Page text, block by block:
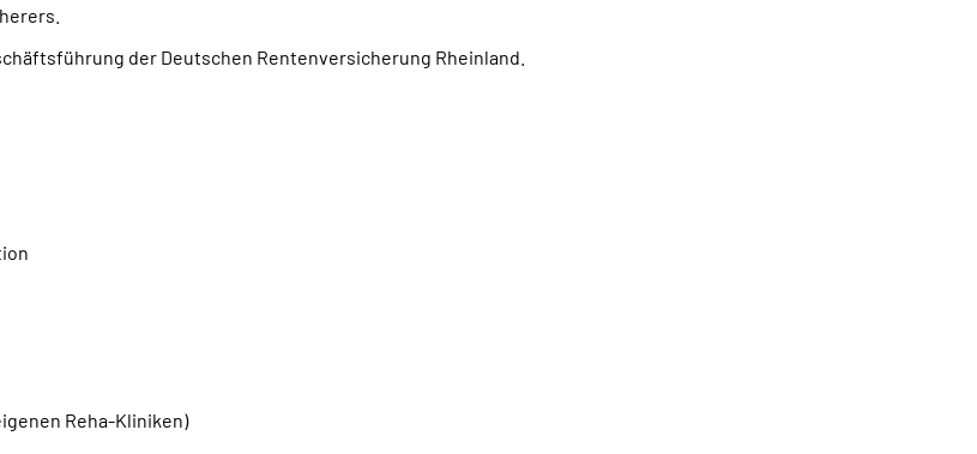
der Deutschen Rentenversicherung Rheinland.
Reha-Kliniken)